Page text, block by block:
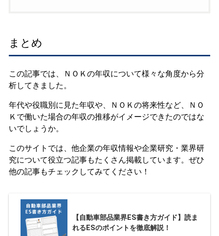
まとめ
この記事では、ＮＯＫの年収について様々な角度から分
析してきました。
年代や役職別に見た年収や、ＮＯＫの将来性など、ＮＯ
Ｋで働いた場合の年収の推移がイメージできたのではな
いでしょうか。
このサイトでは、他企業の年収情報や企業研究・業界研
究について役立つ記事もたくさん掲載しています。ぜひ
他の記事もチェックしてみてください！
【自動車部品業界ES書き方ガイド】読ま
れるESのポイントを徹底解説！